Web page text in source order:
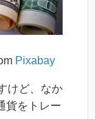
Pixabay
けど、なか
貨をトレー